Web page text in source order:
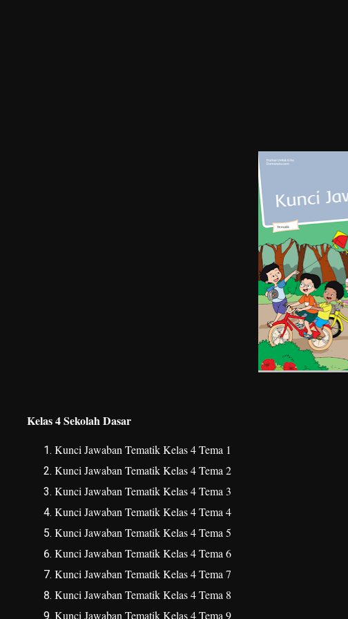
Kelas 4 Sekolah Dasar
Kunci Jawaban Tematik Kelas 4 Tema 1
Kunci Jawaban Tematik Kelas 4 Tema 2
Kunci Jawaban Tematik Kelas 4 Tema 3
Kunci Jawaban Tematik Kelas 4 Tema 4
Kunci Jawaban Tematik Kelas 4 Tema 5
Kunci Jawaban Tematik Kelas 4 Tema 6
Kunci Jawaban Tematik Kelas 4 Tema 7
Kunci Jawaban Tematik Kelas 4 Tema 8
Kunci Jawaban Tematik Kelas 4 Tema 9